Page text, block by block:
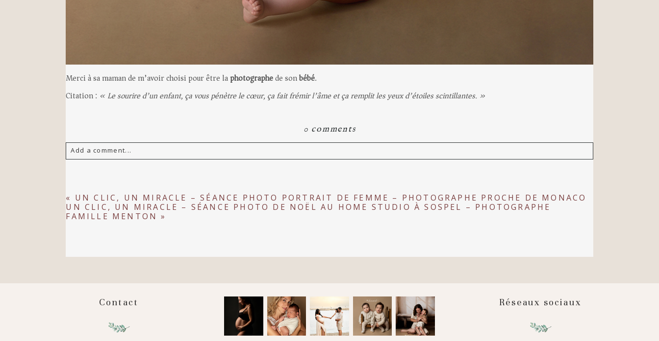
Merci à sa maman de m’avoir choisi pour être laphotographede sonbébé.
Citation : « Le sourire d’un enfant, ça vous pénètre le cœur, ça fait frémir l’âme et ça remplit les yeux d’étoiles scintillantes. »
0 comments
Add a comment...
« UN CLIC, UN MIRACLE – SÉANCE PHOTO PORTRAIT DE FEMME – PHOTOGRAPHE PROCHE DE MONACO
UN CLIC, UN MIRACLE – SÉANCE PHOTO DE NOËL AU HOME STUDIO À SOSPEL – PHOTOGRAPHE
FAMILLE MENTON »
Contact Réseaux sociaux